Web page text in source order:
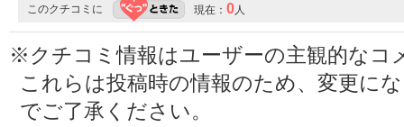
このクチコミに 現在： 0人
※クチコミ情報はユーザーの主観的なコ
これらは投稿時の情報のため、変更に
でご了承ください。